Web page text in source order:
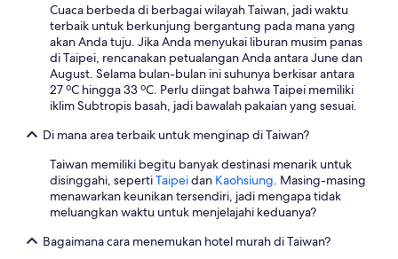
Cuaca berbeda di berbagai wilayah Taiwan, jadi waktu
terbaik untuk berkunjung bergantung pada mana yang
akan Anda tuju. Jika Anda menyukai liburan musim panas
di Taipei, rencanakan petualangan Anda antara June dan
August. Selama bulan-bulan ini suhunya berkisar antara
27 ºC hingga 33 ºC. Perlu diingat bahwa Taipei memiliki
iklim Subtropis basah, jadi bawalah pakaian yang sesuai.
Di mana area terbaik untuk menginap di Taiwan?
Taiwan memiliki begitu banyak destinasi menarik untuk
disinggahi, sepertiTaipeidan Kaohsiung . Masing-masing
menawarkan keunikan tersendiri, jadi mengapa tidak
meluangkan waktu untuk menjelajahi keduanya?
Bagaimana cara menemukan hotel murah di Taiwan?